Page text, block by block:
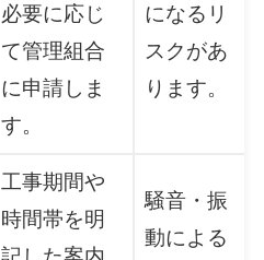
必要に応じ
て管理組合
に申請しま
す。
になるリ
スクがあ
ります。
工事期間や
時間帯を明
騒音・振
動による